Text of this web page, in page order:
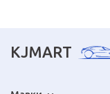
KJMART